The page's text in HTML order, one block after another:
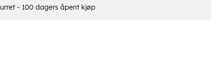
- 100 dagers åpent kjøp